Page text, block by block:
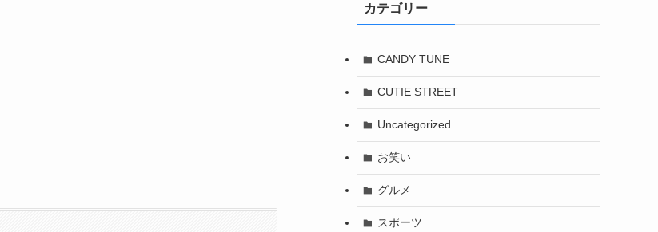
カテゴリー
CANDY TUNE
CUTIE STREET
Uncategorized
お笑い
グルメ
スポーツ